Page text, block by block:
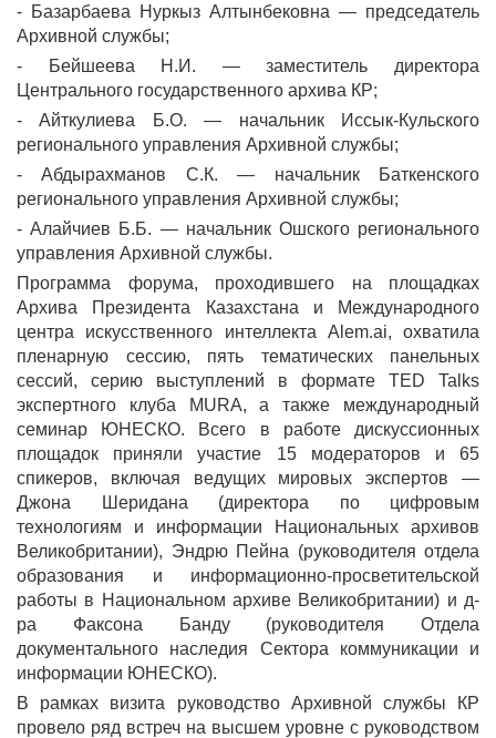
- Базарбаева Нуркыз Алтынбековна — председатель
Архивной службы;
- Бейшеева Н.И. — заместитель директора
Центрального государственного архива КР;
- Айткулиева Б.О. — начальник Иссык-Кульского
регионального управления Архивной службы;
- Абдырахманов С.К. — начальник Баткенского
регионального управления Архивной службы;
- Алайчиев Б.Б. — начальник Ошского регионального
управления Архивной службы.
Программа форума, проходившего на площадках
Архива Президента Казахстана и Международного
центра искусственного интеллекта Alem.ai, охватила
пленарную сессию, пять тематических панельных
сессий, серию выступлений в формате TED Talks
экспертного клуба MURA, а также международный
семинар ЮНЕСКО. Всего в работе дискуссионных
площадок приняли участие 15 модераторов и 65
спикеров, включая ведущих мировых экспертов —
Джона Шеридана (директора по цифровым
технологиям и информации Национальных архивов
Великобритании), Эндрю Пейна (руководителя отдела
образования и информационно-просветительской
работы в Национальном архиве Великобритании) и д-
ра Факсона Банду (руководителя Отдела
документального наследия Сектора коммуникации и
информации ЮНЕСКО).
В рамках визита руководство Архивной службы КР
провело ряд встреч на высшем уровне с руководством